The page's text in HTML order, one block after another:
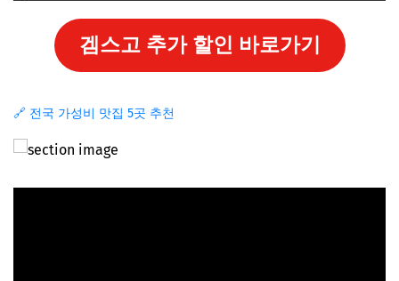
겜스고 추가 할인 바로가기
🔗 전국 가성비 맛집 5곳 추천